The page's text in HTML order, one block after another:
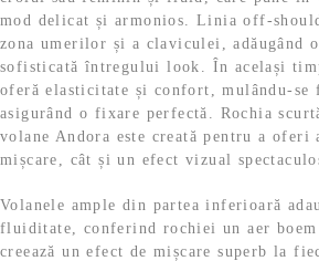
mod delicat și armonios. Linia off-
zona umerilor și a claviculei, adăugând
sofisticată întregului look. În același
oferă elasticitate și confort, mulându-se
asigurând o fixare perfectă. Rochia
volane Andora este creată pentru a oferi
mișcare, cât și un efect vizual
Volanele ample din partea inferioară
fluiditate, conferind rochiei un aer boem
creează un efect de mișcare superb la